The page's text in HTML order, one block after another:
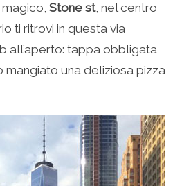
Stone st, nel centro
ti ritrovi in questa via
all’aperto: tappa obbligata
mangiato una deliziosa pizza